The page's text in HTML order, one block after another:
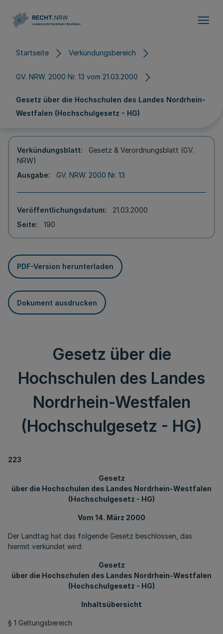
Startseite Verkündungsbereich
GV. NRW. 2000 Nr. 13 vom 21.03.2000
Gesetz über die Hochschulen des Landes Nordrhein-
Westfalen (Hochschulgesetz - HG)
Verkündungsblatt
Gesetz & Verordnungsblatt (GV.
NRW)
Ausgabe
GV. NRW. 2000 Nr. 13
Veröffentlichungsdatum
21.03.2000
Seite
190
PDF-Version herunterladen
Dokument ausdrucken
Gesetz über die
Hochschulen des Landes
Nordrhein-Westfalen
(Hochschulgesetz - HG)
223
Gesetz
über die Hochschulen des Landes Nordrhein-Westfalen
(Hochschulgesetz - HG)
Vom 14. März 2000
Der Landtag hat das folgende Gesetz beschlossen, das
hiermit verkündet wird:
Gesetz
über die Hochschulen des Landes Nordrhein-Westfalen
(Hochschulgesetz - HG)
Inhaltsübersicht
§ 1 Geltungsbereich